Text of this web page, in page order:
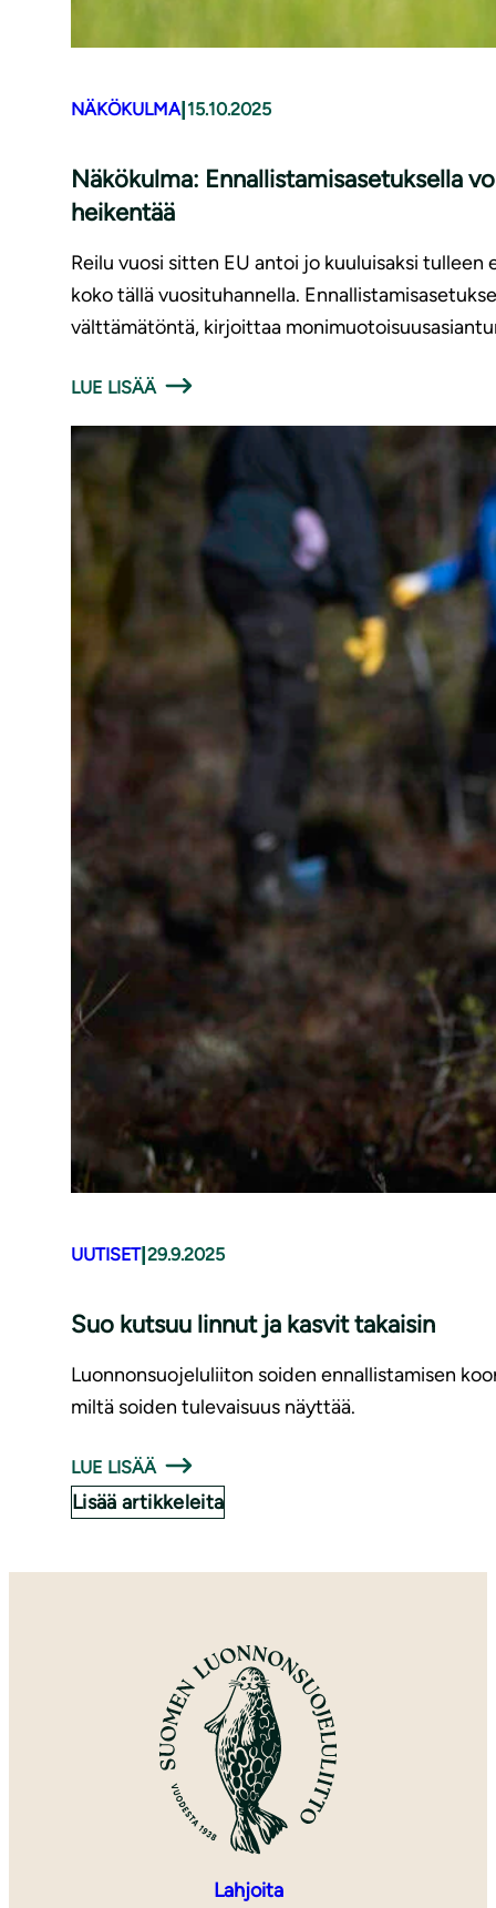
NÄKÖKULMA|15.10.2025
Näkökulma: Ennallistamisasetuksella
heikentää
Reilu vuosi sitten EU antoi jo kuuluisaksi
koko tällä vuosituhannella.
välttämätöntä, kirjoittaa
LUE LISÄÄ
UUTISET|29.9.2025
Suo kutsuu linnut ja kasvit takaisin
Luonnonsuojeluliiton soiden ennallistamisen
miltä soiden tulevaisuus näyttää.
LUE LISÄÄ
Lisää artikkeleita
Lahjoita